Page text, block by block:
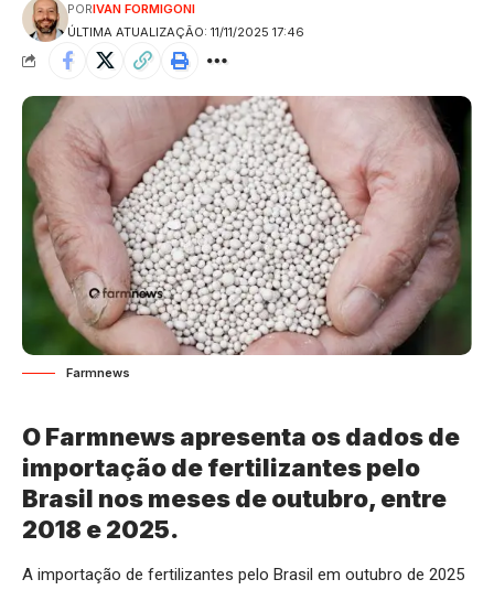
ÚLTIMA ATUALIZAÇÃO: 11/11/2025 17:46
PORIVAN FORMIGONI
Farmnews
O Farmnews apresenta os dados de
importação de fertilizantes pelo
Brasil nos meses de outubro, entre
2018 e 2025.
A importação de fertilizantes pelo Brasil em outubro de 2025